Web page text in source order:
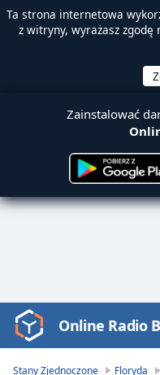
Ta strona internetowa
z witryny, wyrażasz
Zainstalować
Video
Player
Online Radio
Stany Zjednoczone Floryda